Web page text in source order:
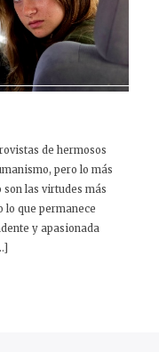
de hermosos
pero lo más
son las virtudes más
lo que permanece
y apasionada